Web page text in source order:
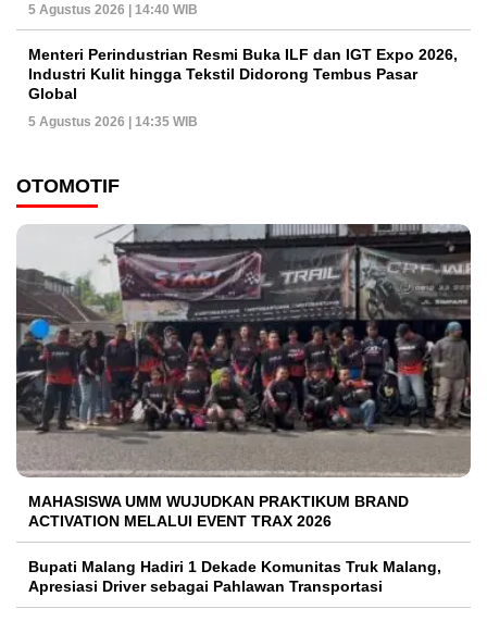
5 Agustus 2026 | 14:40 WIB
Menteri Perindustrian Resmi Buka ILF dan IGT Expo 2026,
Industri Kulit hingga Tekstil Didorong Tembus Pasar
Global
5 Agustus 2026 | 14:35 WIB
OTOMOTIF
MAHASISWA UMM WUJUDKAN PRAKTIKUM BRAND
ACTIVATION MELALUI EVENT TRAX 2026
Bupati Malang Hadiri 1 Dekade Komunitas Truk Malang,
Apresiasi Driver sebagai Pahlawan Transportasi